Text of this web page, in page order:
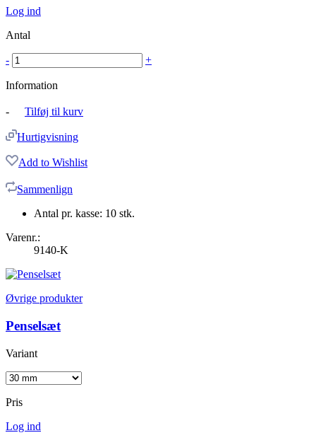
Log ind
Antal
- +
Information
- Tilføj til kurv
Hurtigvisning
Add to Wishlist
Sammenlign
Antal pr. kasse: 10 stk.
Varenr.:
9140-K
Øvrige produkter
Penselsæt
Variant
Pris
Log ind